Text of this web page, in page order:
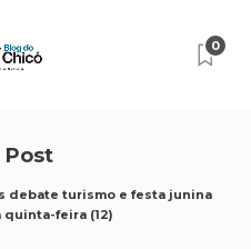
0
Post
debate turismo e festa junina
feira (12)